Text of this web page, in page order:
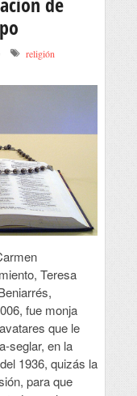
religión
Teresa
fue monja
que le
seglar, en la
1936, quizás la
para que